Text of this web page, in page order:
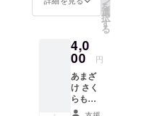
食欲が
手軽に
補給で
きま
す。 夏
は冷や
した
寄りま
でお楽
ただけ
ます。
お米由
はこの
リター
ンを選
択でき
ませ
ん。 熊
谷の銘
日部つ
くし
ジョー
ジさん
柄・ツ
リタニ
ユリ
コ 切
り絵柄
を
選
択
す
る
4,0
00 円
あまざ
け さく
らもち
ボト